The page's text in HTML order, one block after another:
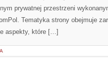
prywatnej przestrzeni
Tematyka strony obejmuje
aspekty, które […]